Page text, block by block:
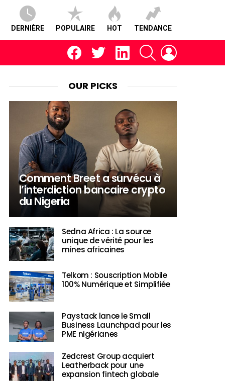
DERNIÈRE POPULAIRE HOT TENDANCE
facebooktwitter linkedin RECHERCHE
OUR PICKS
Comment Breet a survécu à
l’interdiction bancaire crypto
du Nigeria
Sedna Africa : La source
unique de vérité pour les
mines africaines
Telkom : Souscription Mobile
100% Numérique et Simplifiée
Paystack lance le Small
Business Launchpad pour les
PME nigérianes
Zedcrest Group acquiert
Leatherback pour une
expansion fintech globale